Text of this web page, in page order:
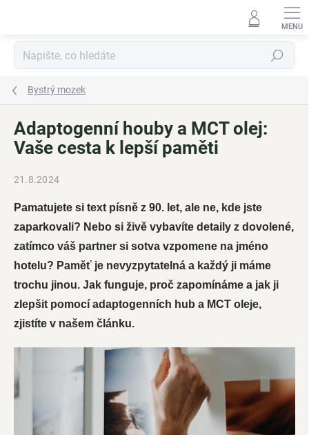
Hledat
Bystrý mozek
Adaptogenní houby a MCT olej:
Vaše cesta k lepší paměti
21.8.2024
Pamatujete si text písně z 90. let, ale ne, kde jste
zaparkovali? Nebo si živě vybavíte detaily z dovolené,
zatímco váš partner si sotva vzpomene na jméno
hotelu? Paměť je nevyzpytatelná a každý ji máme
trochu jinou. Jak funguje, proč zapomínáme a jak ji
zlepšit pomocí adaptogenních hub a MCT oleje,
zjistíte v našem článku.